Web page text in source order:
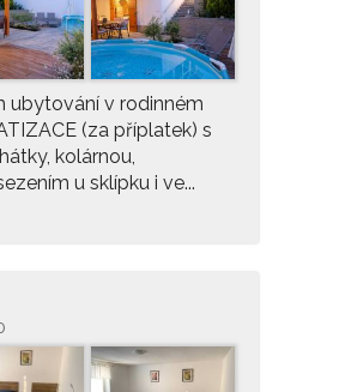
ubytování v rodinném
(za příplatek) s
kolárnou,
u sklípku i ve...